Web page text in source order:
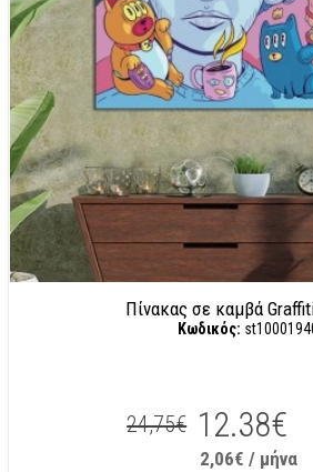
Πίνακας σε καμβά
Κωδικός:
24,75€ 12.38€
2,06€ / μήνα